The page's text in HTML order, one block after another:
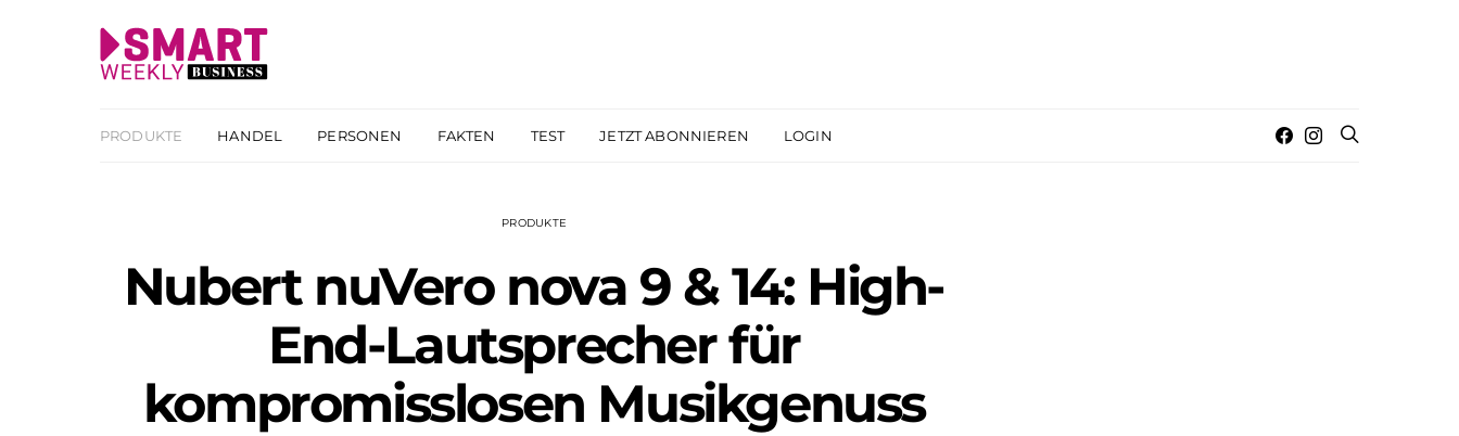
PRODUKTE HANDEL PERSONEN FAKTEN TEST JETZT ABONNIEREN LOGIN
PRODUKTE
Nubert nuVero nova 9 & 14: High-
End-Lautsprecher für
kompromisslosen Musikgenuss